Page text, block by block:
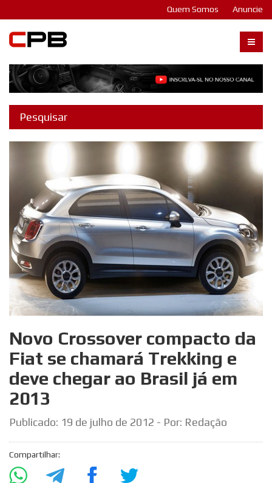
Quem Somos Anuncie
Novo Crossover compacto da
Fiat se chamará Trekking e
deve chegar ao Brasil já em
2013
Publicado: 19 de julho de 2012 - Por: Redação
Compartilhar: